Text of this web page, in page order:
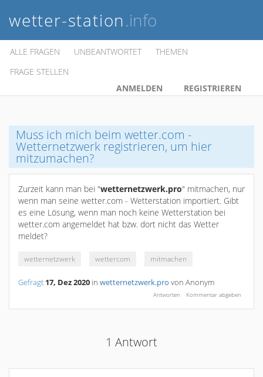
wetter-station.info
ALLE FRAGEN UNBEANTWORTET
THEMEN
FRAGE STELLEN
ANMELDEN
REGISTRIEREN
Muss ich mich beim wetter.com -
Wetternetzwerk registrieren, um hier
mitzumachen?
Zurzeit kann man bei "wetternetzwerk.pro" mitmachen, nur
wenn man seine wetter.com - Wetterstation importiert. Gibt
es eine Lösung, wenn man noch keine Wetterstation bei
wetter.com angemeldet hat bzw. dort nicht das Wetter
meldet?
wetternetzwerk wettercom mitmachen
Gefragt 17, Dez 2020 in wetternetzwerk.pro von Anonym
1 Antwort